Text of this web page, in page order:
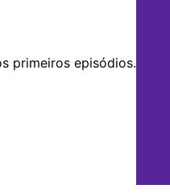
primeiros episódios.